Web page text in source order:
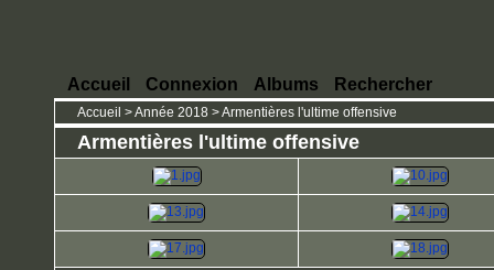
Accueil Connexion Albums Rechercher
Accueil >Année 2018 >Armentières l'ultime offensive
Armentières l'ultime offensive